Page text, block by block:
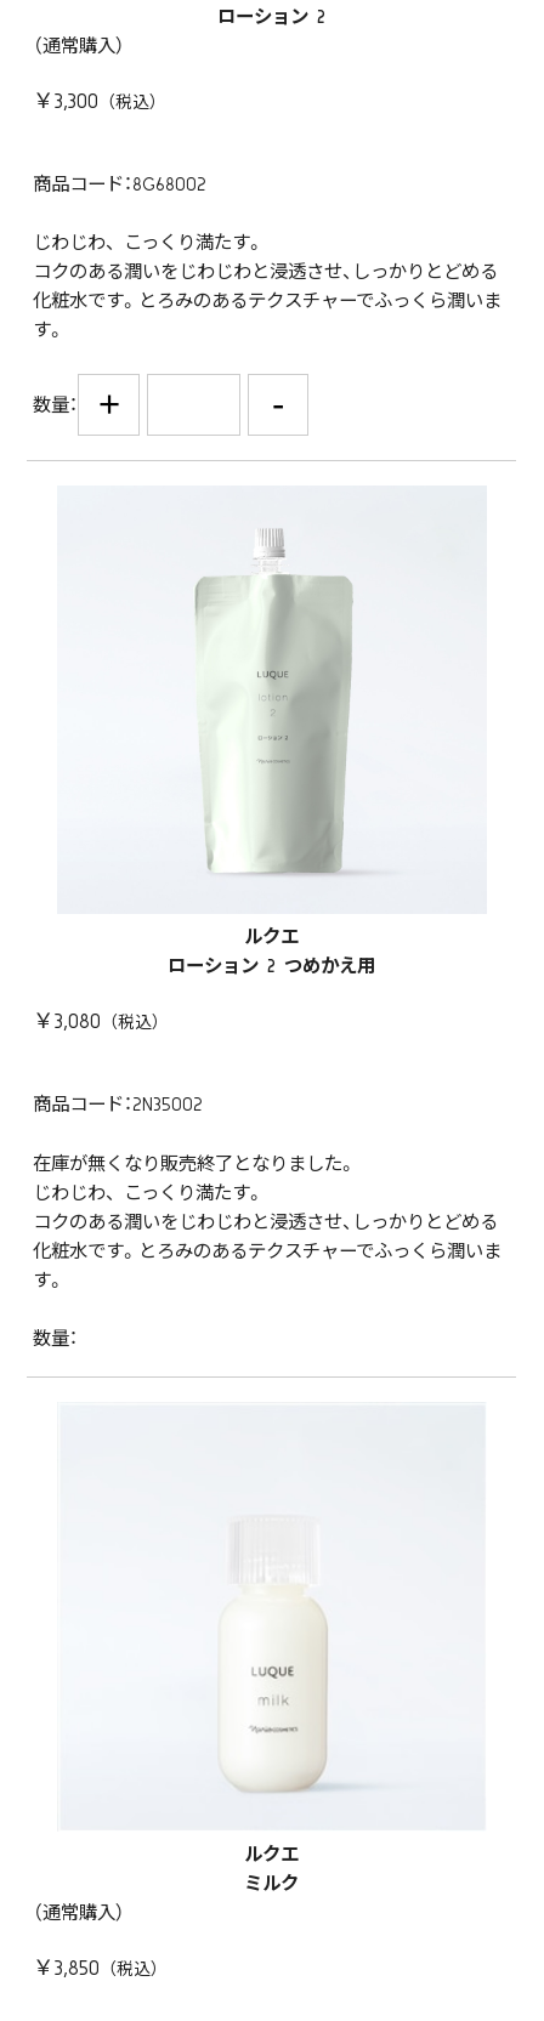
ローション 2
（通常購入）
￥3,300
商品コード：8G68002
じわじわ、 こっくり満たす。
コクのある潤いをじわじわと浸透させ、しっかりとどめる
化粧水です。とろみのあるテクスチャーでふっくら潤いま
す。
数量： + -
ルクエ
ローション 2 つめかえ用
￥3,080
商品コード：2N35002
在庫が無くなり販売終了となりました。
じわじわ、 こっくり満たす。
コクのある潤いをじわじわと浸透させ、しっかりとどめる
化粧水です。とろみのあるテクスチャーでふっくら潤いま
す。
数量：
ルクエ
ミルク
（通常購入）
￥3,850